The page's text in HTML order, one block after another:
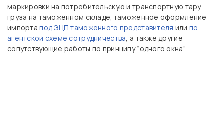
маркировки на потребительскую и транспортную тару
груза на таможенном складе, таможенное оформление
импортапод ЭЦП таможенного представителя или по
агентской схеме сотрудничества, а также другие
сопутствующие работы по принципу “одного окна”.